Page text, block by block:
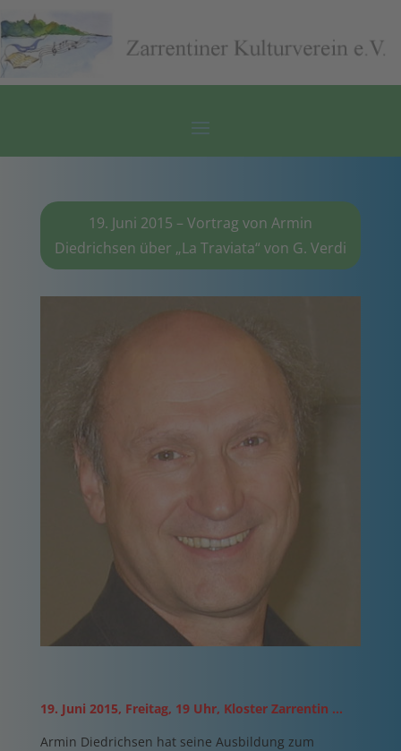
19. Juni 2015 – Vortrag von Armin
Diedrichsen über „La Traviata“ von G. Verdi
19. Juni 2015, Freitag, 19 Uhr, Kloster Zarrentin …
Armin Diedrichsen hat seine Ausbildung zum